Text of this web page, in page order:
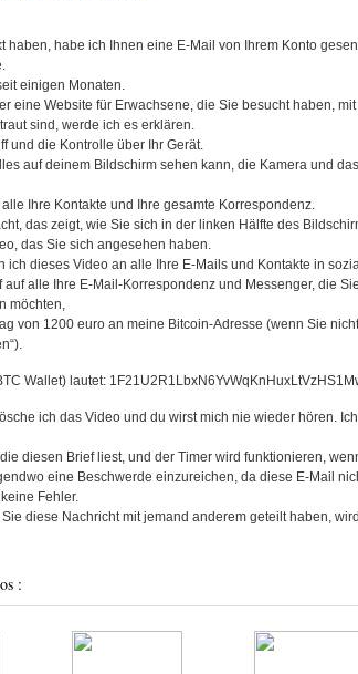
haben, habe ich Ihnen eine E-Mail von Ihrem Konto
einigen Monaten.
eine Website für Erwachsene, die Sie besucht haben,
sind, werde ich es erklären.
und die Kontrolle über Ihr Gerät.
auf deinem Bildschirm sehen kann, die Kamera und
Ihre Kontakte und Ihre gesamte Korrespondenz.
das zeigt, wie Sie sich in der linken Hälfte des
das Sie sich angesehen haben.
ich dieses Video an alle Ihre E-Mails und Kontakte in
auf alle Ihre E-Mail-Korrespondenz und Messenger, die
möchten,
von 1200 euro an meine Bitcoin-Adresse (wenn Sie
Wallet) lautet:
ich das Video und du wirst mich nie wieder hören.
diesen Brief liest, und der Timer wird funktionieren,
eine Beschwerde einzureichen, da diese E-Mail
Fehler.
diese Nachricht mit jemand anderem geteilt haben,
: